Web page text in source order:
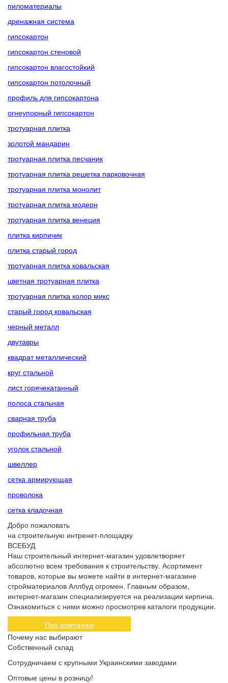
пиломатериалы
дренажная система
гипсокартон
гипсокартон стеновой
гипсокартон влагостойкий
гипсокартон потолочный
профиль для гипсокартона
огнеупорный гипсокартон
тротуарная плитка
золотой мандарин
тротуарная плитка песчаник
тротуарная плитка решетка парковочная
тротуарная плитка монолит
тротуарная плитка модерн
тротуарная плитка венеция
плитка кирпичик
плитка старый город
тротуарная плитка ковальская
цветная тротуарная плитка
тротуарная плитка колор микс
старый город ковальская
черный металл
двутавры
квадрат металлический
круг стальной
лист горячекатанный
полоса стальная
сварная труба
профильная труба
уголок стальной
швеллер
сетка армирующая
проволока
сетка кладочная
Добро пожаловать
на строительную интренет-площадку
ВСЕБУД
Наш строительный интернет-магазин удовлетворяет
абсолютно всем требования к строительству. Асортимент
товаров, которые вы можете найти в интернет-магазине
стройматериалов Аллбуд огромен. Главным образом,
интернет-магазин специализируется на реализации кирпича.
Ознакомиться с ними можно просмотрев каталоги продукции.
Про компанию
Почему нас выбирают
Собственный склад
Сотрудничаем с крупными Украинскими заводами
Оптовые цены в розницу!